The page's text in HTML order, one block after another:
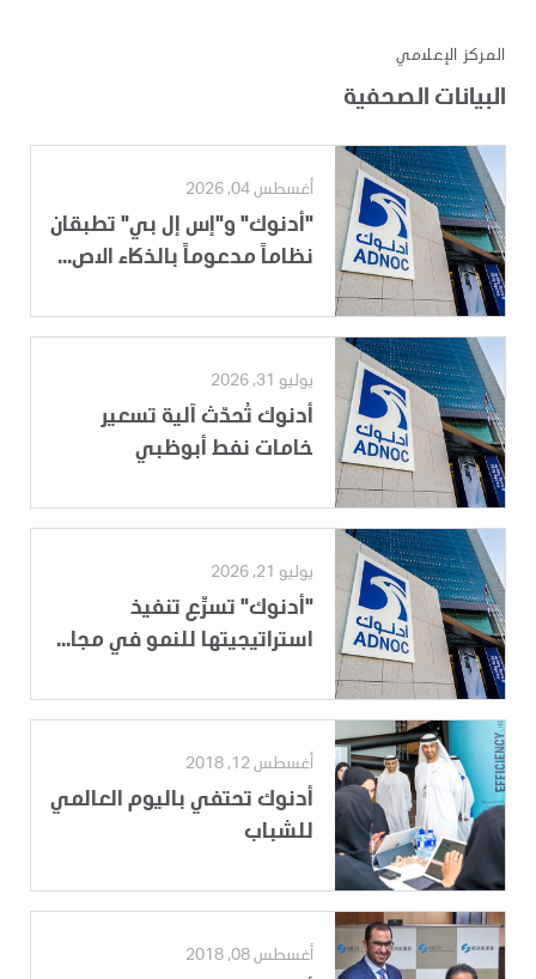
المركز الإعلامي
البيانات الصحفية
أغسطس 04, 2026
"أدنوك" و"إس إل بي" تطبقان
نظاماً مدعوماً بالذكاء الاص...
يوليو 31, 2026
أدنوك تُحدّث آلية تسعير
خامات نفط أبوظبي
يوليو 21, 2026
"أدنوك" تسرِّع تنفيذ
استراتيجيتها للنمو في مجا...
أغسطس 12, 2018
أدنوك تحتفي باليوم العالمي
للشباب
أغسطس 08, 2018